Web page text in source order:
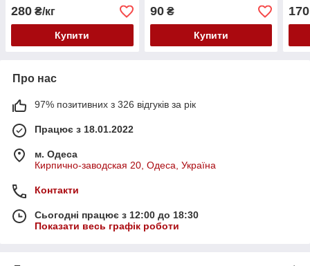
280 ₴/кг
Купити
90₴
Купити
170
Про нас
97% позитивних з 326 відгуків за рік
Працює з 18.01.2022
м. Одеса
Кирпично-заводская 20, Одеса, Україна
Контакти
Сьогодні працює з 12:00 до 18:30
Показати весь графік роботи